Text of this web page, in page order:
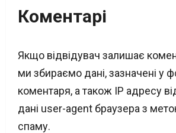
Коментарі
Якщо відвідувач залишає
ми збираємо дані, зазначені у
коментаря, а також IP адресу
дані user-agent браузера з
спаму.